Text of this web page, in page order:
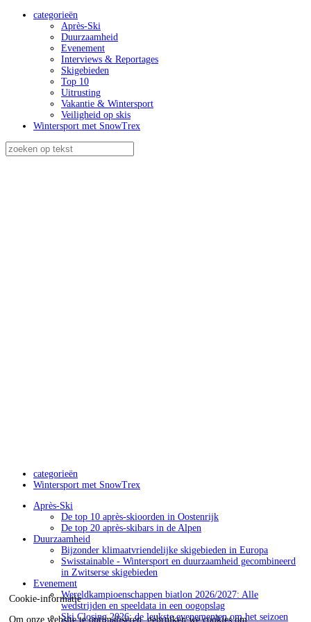
Cookie-informatie
Om onze website te optimaliseren, gebruiken we cookies om
categorieën
Après-Ski
Duurzaamheid
Evenement
Interviews & Reportages
Skigebieden
Top 10
Uitrusting
Vakantie & Wintersport
Veiligheid op skis
Wintersport met SnowTrex
categorieën
Wintersport met SnowTrex
Après-Ski
De top 10 après-skioorden in Oostenrijk
De top 20 après-skibars in de Alpen
Duurzaamheid
Bijzonder klimaatvriendelijke skigebieden in Europa
Swisstainable - Wintersport en duurzaamheid gecombineerd
in Zwitserse skigebieden
Evenement
Wereldkampioenschappen biatlon 2026/2027: Alle
wedstrijden en speeldata in een oogopslag
Ski Closing 2026: de leukste evenementen om het seizoen